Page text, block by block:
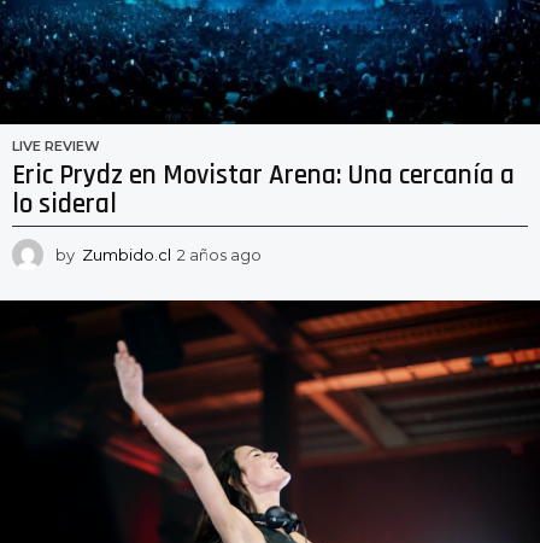
LIVE REVIEW
Eric Prydz en Movistar Arena: Una cercanía a
lo sideral
by Zumbido.cl 2 años ago
ñ
s
g